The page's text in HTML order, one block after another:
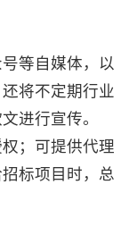
等自媒体，以
将不定期行业
进行宣传。
；可提供代理
标项目时，总